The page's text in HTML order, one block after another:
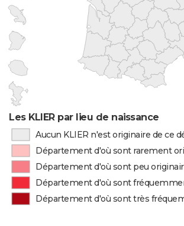
Les KLIER par lieu de naissance
Aucun KLIER n'est originaire de ce
Département d'où sont rarement
Département d'où sont peu
Département d'où sont
Département d'où sont très